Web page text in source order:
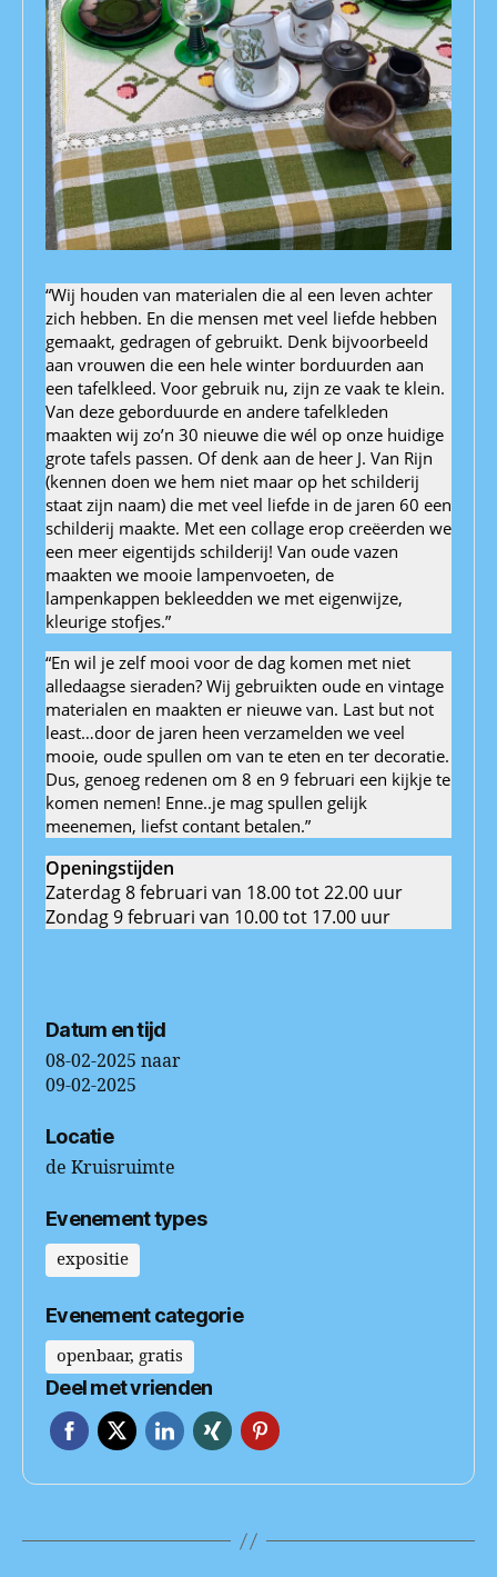
“Wij houden van materialen die al een leven achter
zich hebben. En die mensen met veel liefde hebben
gemaakt, gedragen of gebruikt. Denk bijvoorbeeld
aan vrouwen die een hele winter borduurden aan
een tafelkleed. Voor gebruik nu, zijn ze vaak te klein.
Van deze geborduurde en andere tafelkleden
maakten wij zo’n 30 nieuwe die wél op onze huidige
grote tafels passen. Of denk aan de heer J. Van Rijn
(kennen doen we hem niet maar op het schilderij
staat zijn naam) die met veel liefde in de jaren 60 een
schilderij maakte. Met een collage erop creëerden we
een meer eigentijds schilderij! Van oude vazen
maakten we mooie lampenvoeten, de
lampenkappen bekleedden we met eigenwijze,
kleurige stofjes.”
“En wil je zelf mooi voor de dag komen met niet
alledaagse sieraden? Wij gebruikten oude en vintage
materialen en maakten er nieuwe van. Last but not
least…door de jaren heen verzamelden we veel
mooie, oude spullen om van te eten en ter decoratie.
Dus, genoeg redenen om 8 en 9 februari een kijkje te
komen nemen! Enne..je mag spullen gelijk
meenemen, liefst contant betalen.”
Openingstijden
Zaterdag 8 februari van 18.00 tot 22.00 uur
Zondag 9 februari van 10.00 tot 17.00 uur
Datum en tijd
08-02-2025 naar
09-02-2025
Locatie
de Kruisruimte
Evenement types
expositie
Evenement categorie
openbaar, gratis
Deel met vrienden